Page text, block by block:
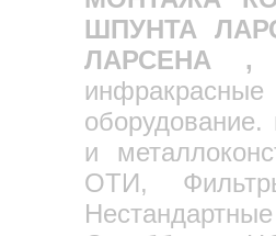
ШПУНТА
ЛАРСЕНА
инфракрасные
и
ОТИ,